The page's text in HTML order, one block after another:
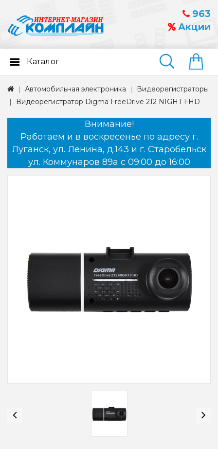
963
Акции
Найти
Каталог
Автомобильная электроника
Видеорегистраторы
Видеорегистратор Digma FreeDrive 212 NIGHT FHD
Внимание!
Работаем и в воскресенье по адресу г.
Луганск, ул. Ленина, д.143 и г. Старобельск
ул. Коммунаров 89а с 09:00 до 16:00